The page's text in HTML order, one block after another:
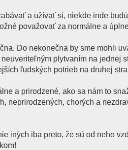
a užívať si, niekde inde
považovať za normálne a
Do nekonečna by sme mohli
plytvaním na jednej
ľudských potrieb na druhej
a prirodzené, ako sa nám to
neprirodzených, chorých a
iných iba preto, že sú od neho